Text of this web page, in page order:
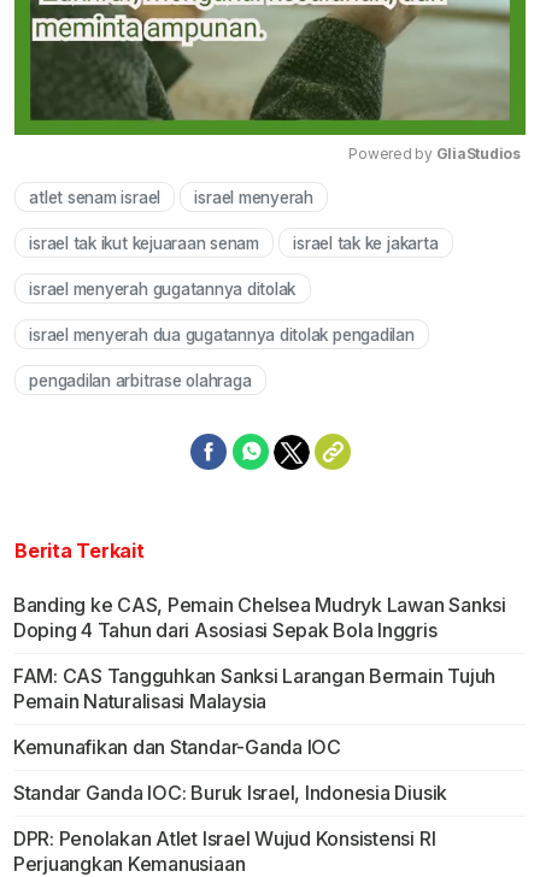
Powered by GliaStudios
atlet senam israel israel menyerah
israel tak ikut kejuaraan senam israel tak ke jakarta
israel menyerah gugatannya ditolak
israel menyerah dua gugatannya ditolak pengadilan
pengadilan arbitrase olahraga
Berita Terkait
Banding ke CAS, Pemain Chelsea Mudryk Lawan Sanksi
Doping 4 Tahun dari Asosiasi Sepak Bola Inggris
FAM: CAS Tangguhkan Sanksi Larangan Bermain Tujuh
Pemain Naturalisasi Malaysia
Kemunafikan dan Standar-Ganda IOC
Standar Ganda IOC: Buruk Israel, Indonesia Diusik
DPR: Penolakan Atlet Israel Wujud Konsistensi RI
Perjuangkan Kemanusiaan